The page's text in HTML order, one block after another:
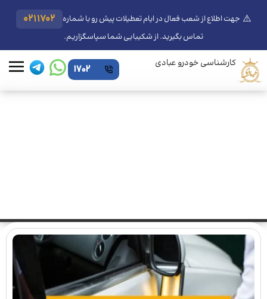
⚠️ جهت اطلاع از شعب فعال در ایام تعطیلات پیش رو با شماره 0211702
تماس بگیرید. از شکیبایی شما سپاسگزاریم.
کارشناسی خودرو عبادی 1702